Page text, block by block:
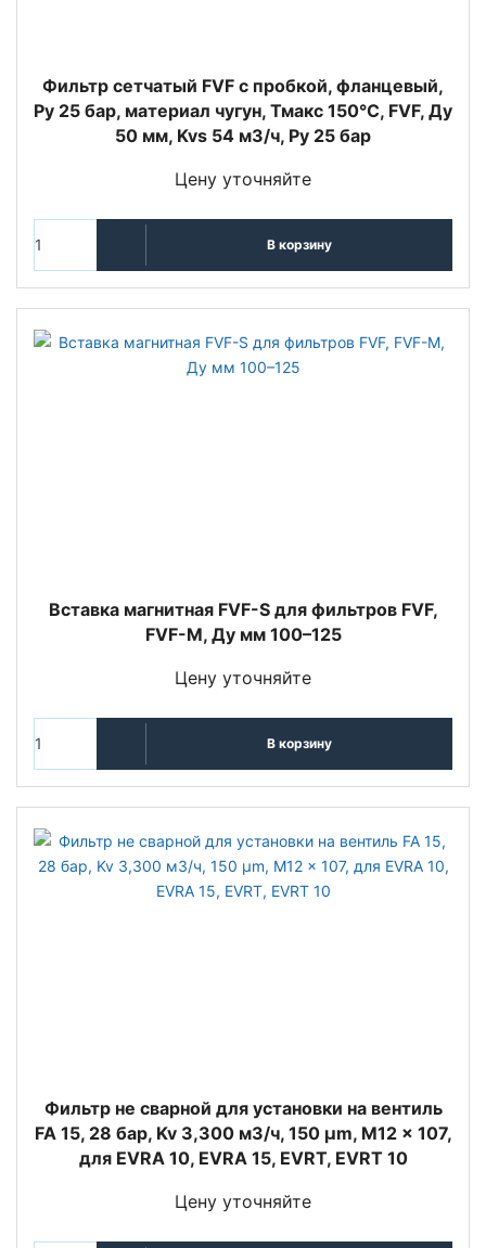
Фильтр сетчатый FVF с пробкой, фланцевый,
Ру 25 бар, материал чугун, Тмакс 150°С, FVF, Ду
50 мм, Kvs 54 м3/ч, Ру 25 бар
Цену уточняйте
В корзину
Вставка магнитная FVF-S для фильтров FVF,
FVF-M, Ду мм 100–125
Цену уточняйте
В корзину
Фильтр не сварной для установки на вентиль
FA 15, 28 бар, Kv 3,300 м3/ч, 150 µm, M12 x 107,
для EVRA 10, EVRA 15, EVRT, EVRT 10
Цену уточняйте